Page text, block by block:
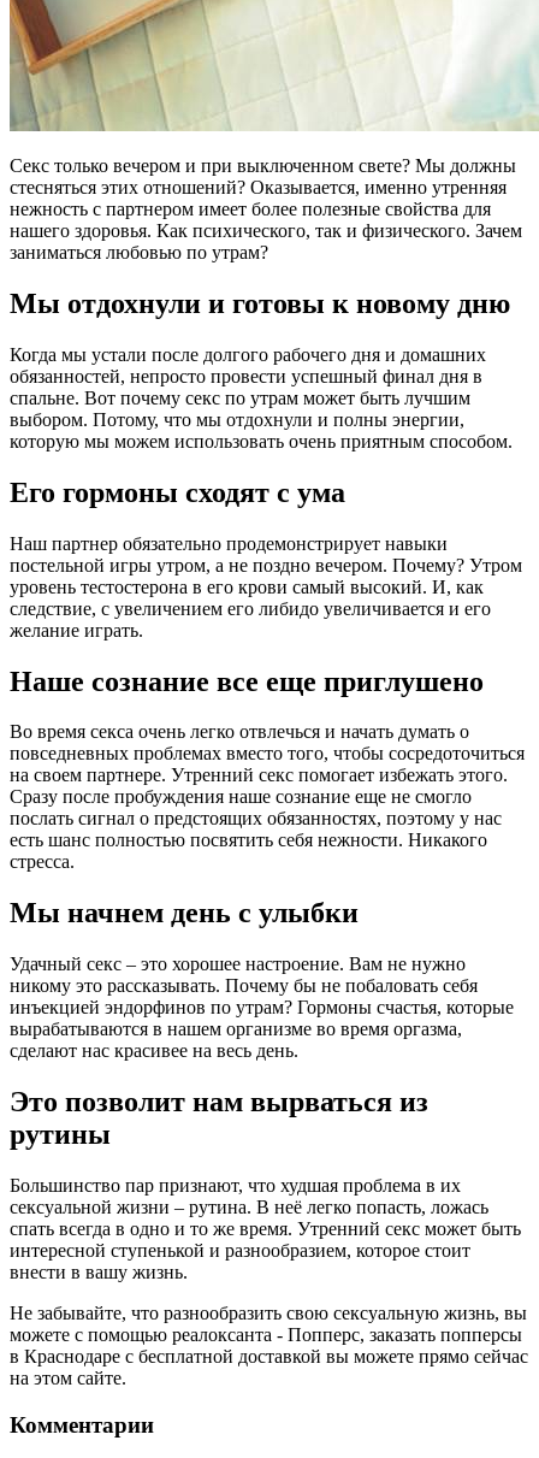
Секс только вечером и при выключенном свете? Мы должны
стесняться этих отношений? Оказывается, именно утренняя
нежность с партнером имеет более полезные свойства для
нашего здоровья. Как психического, так и физического. Зачем
заниматься любовью по утрам?
Мы отдохнули и готовы к новому дню
Когда мы устали после долгого рабочего дня и домашних
обязанностей, непросто провести успешный финал дня в
спальне. Вот почему секс по утрам может быть лучшим
выбором. Потому, что мы отдохнули и полны энергии,
которую мы можем использовать очень приятным способом.
Его гормоны сходят с ума
Наш партнер обязательно продемонстрирует навыки
постельной игры утром, а не поздно вечером. Почему? Утром
уровень тестостерона в его крови самый высокий. И, как
следствие, с увеличением его либидо увеличивается и его
желание играть.
Наше сознание все еще приглушено
Во время секса очень легко отвлечься и начать думать о
повседневных проблемах вместо того, чтобы сосредоточиться
на своем партнере. Утренний секс помогает избежать этого.
Сразу после пробуждения наше сознание еще не смогло
послать сигнал о предстоящих обязанностях, поэтому у нас
есть шанс полностью посвятить себя нежности. Никакого
стресса.
Мы начнем день с улыбки
Удачный секс – это хорошее настроение. Вам не нужно
никому это рассказывать. Почему бы не побаловать себя
инъекцией эндорфинов по утрам? Гормоны счастья, которые
вырабатываются в нашем организме во время оргазма,
сделают нас красивее на весь день.
Это позволит нам вырваться из
рутины
Большинство пар признают, что худшая проблема в их
сексуальной жизни – рутина. В неё легко попасть, ложась
спать всегда в одно и то же время. Утренний секс может быть
интересной ступенькой и разнообразием, которое стоит
внести в вашу жизнь.
Не забывайте, что разнообразить свою сексуальную жизнь, вы
можете с помощью реалоксанта - Попперс, заказать попперсы
в Краснодаре с бесплатной доставкой вы можете прямо сейчас
на этом сайте.
Комментарии